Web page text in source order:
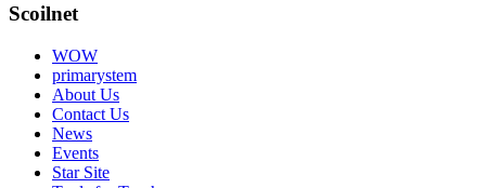
Scoilnet
WOW
primarystem
About Us
Contact Us
News
Events
Star Site